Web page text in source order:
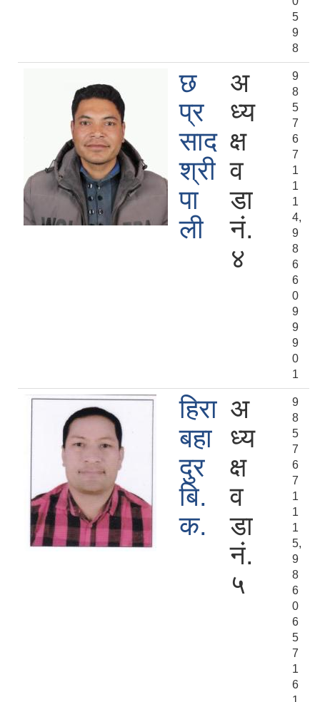
5
9
8
छ
प्र
साद
श्री
पा
ली
अ
ध्य
क्ष
व
डा
नं.
४
9
8
5
7
6
7
1
1
1
4,
9
8
6
6
0
9
9
9
0
1
हिरा
बहा
दुर
बि‍.
क.
अ
ध्य
क्ष
व
डा
नं.
५
9
8
5
7
6
7
1
1
1
5,
9
8
6
0
6
5
7
1
6